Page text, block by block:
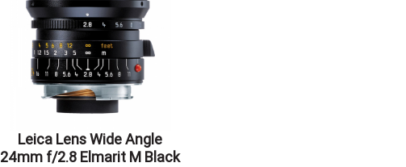
Leica Lens Wide Angle
24mm f/2.8 Elmarit M Black